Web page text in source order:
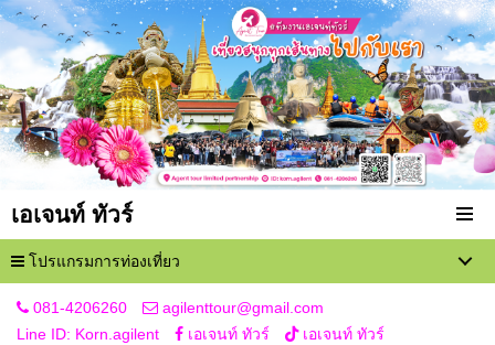
เอเจนท์ ทัวร์
โปรแกรมการท่องเที่ยว
081-4206260
agilenttour@gmail.com
Line ID: Korn.agilent
เอเจนท์ ทัวร์ เอเจนท์ ทัวร์